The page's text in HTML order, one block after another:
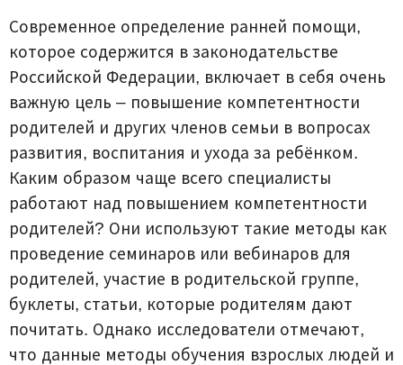
Современное определение ранней помощи,
которое содержится в законодательстве
Российской Федерации, включает в себя очень
важную цель – повышение компетентности
родителей и других членов семьи в вопросах
развития, воспитания и ухода за ребёнком.
Каким образом чаще всего специалисты
работают над повышением компетентности
родителей? Они используют такие методы как
проведение семинаров или вебинаров для
родителей, участие в родительской группе,
буклеты, статьи, которые родителям дают
почитать. Однако исследователи отмечают,
что данные методы обучения взрослых людей и